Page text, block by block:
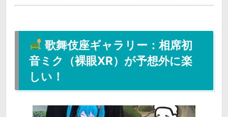
歌舞伎座ギャラリー：相席初
音ミク（裸眼XR）が予想外に楽
しい！